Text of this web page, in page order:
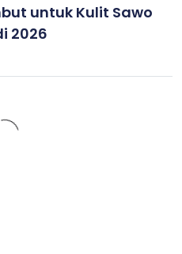
untuk Kulit Sawo
2026